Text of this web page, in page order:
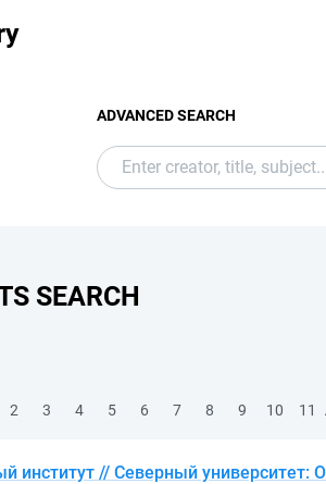
ADVANCED SEARCH
SEARCH
2 3 4 5 6 7 8 9 10 11
институт // Северный университет: